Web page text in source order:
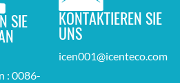
SIE
: 0086-
KONTAKTIEREN SIE
UNS
icen001@icenteco.com